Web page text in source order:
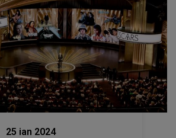
Stiri
25 ian 2024